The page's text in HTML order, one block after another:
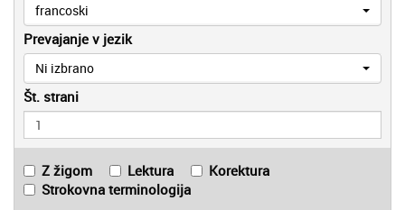
francoski
Prevajanje v jezik
Ni izbrano
Št. strani
Z žigom Lektura
Korektura
Strokovna terminologija